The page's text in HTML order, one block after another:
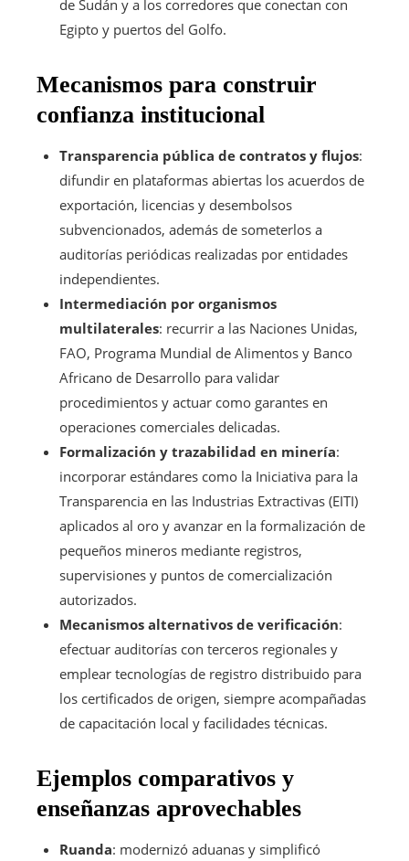
de Sudán y a los corredores que conectan con
Egipto y puertos del Golfo.
Mecanismos para construir
confianza institucional
Transparencia pública de contratos y flujos:
difundir en plataformas abiertas los acuerdos de
exportación, licencias y desembolsos
subvencionados, además de someterlos a
auditorías periódicas realizadas por entidades
independientes.
Intermediación por organismos
multilaterales: recurrir a las Naciones Unidas,
FAO, Programa Mundial de Alimentos y Banco
Africano de Desarrollo para validar
procedimientos y actuar como garantes en
operaciones comerciales delicadas.
Formalización y trazabilidad en minería:
incorporar estándares como la Iniciativa para la
Transparencia en las Industrias Extractivas (EITI)
aplicados al oro y avanzar en la formalización de
pequeños mineros mediante registros,
supervisiones y puntos de comercialización
autorizados.
Mecanismos alternativos de verificación:
efectuar auditorías con terceros regionales y
emplear tecnologías de registro distribuido para
los certificados de origen, siempre acompañadas
de capacitación local y facilidades técnicas.
Ejemplos comparativos y
enseñanzas aprovechables
Ruanda: modernizó aduanas y simplificó